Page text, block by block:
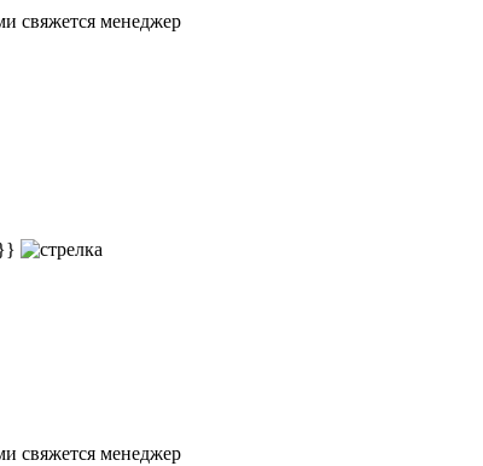
свяжется менеджер
свяжется менеджер